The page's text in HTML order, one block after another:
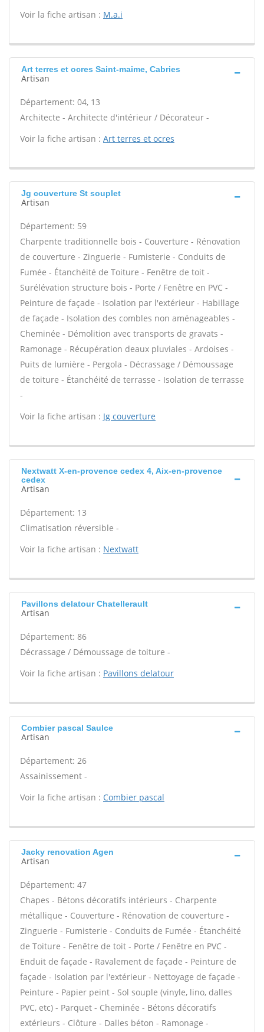
Voir la fiche artisan : M.a.i
Art terres et ocres Saint-maime, Cabries
Artisan
Département: 04, 13
Architecte - Architecte d'intérieur / Décorateur -
Voir la fiche artisan : Art terres et ocres
Jg couverture St souplet
Artisan
Département: 59
Charpente traditionnelle bois - Couverture - Rénovation
de couverture - Zinguerie - Fumisterie - Conduits de
Fumée - Étanchéité de Toiture - Fenêtre de toit -
Surélévation structure bois - Porte / Fenêtre en PVC -
Peinture de façade - Isolation par l'extérieur - Habillage
de façade - Isolation des combles non aménageables -
Cheminée - Démolition avec transports de gravats -
Ramonage - Récupération deaux pluviales - Ardoises -
Puits de lumière - Pergola - Décrassage / Démoussage
de toiture - Étanchéité de terrasse - Isolation de terrasse
-
Voir la fiche artisan : Jg couverture
Nextwatt X-en-provence cedex 4, Aix-en-provence
cedex
Artisan
Département: 13
Climatisation réversible -
Voir la fiche artisan : Nextwatt
Pavillons delatour Chatellerault
Artisan
Département: 86
Décrassage / Démoussage de toiture -
Voir la fiche artisan : Pavillons delatour
Combier pascal Saulce
Artisan
Département: 26
Assainissement -
Voir la fiche artisan : Combier pascal
Jacky renovation Agen
Artisan
Département: 47
Chapes - Bétons décoratifs intérieurs - Charpente
métallique - Couverture - Rénovation de couverture -
Zinguerie - Fumisterie - Conduits de Fumée - Étanchéité
de Toiture - Fenêtre de toit - Porte / Fenêtre en PVC -
Enduit de façade - Ravalement de façade - Peinture de
façade - Isolation par l'extérieur - Nettoyage de façade -
Peinture - Papier peint - Sol souple (vinyle, lino, dalles
PVC, etc) - Parquet - Cheminée - Bétons décoratifs
extérieurs - Clôture - Dalles béton - Ramonage -